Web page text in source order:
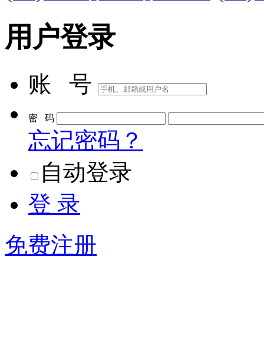
用户登录
账 号
密 码
忘记密码？
自动登录
登 录
免费注册